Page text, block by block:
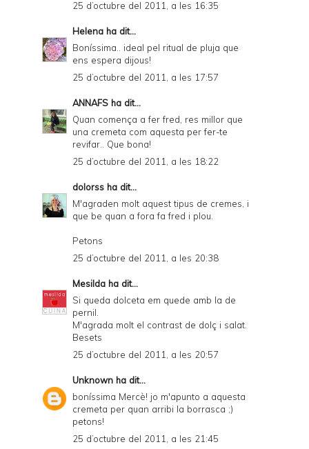
25 d’octubre del 2011, a les 16:35
Helena ha dit...
Boníssima.. ideal pel ritual de pluja que
ens espera dijous!
25 d’octubre del 2011, a les 17:57
ANNAFS ha dit...
Quan comença a fer fred, res millor que
una cremeta com aquesta per fer-te
revifar.. Que bona!
25 d’octubre del 2011, a les 18:22
dolorss ha dit...
M'agraden molt aquest tipus de cremes, i
que be quan a fora fa fred i plou.
Petons
25 d’octubre del 2011, a les 20:38
Mesilda ha dit...
Si queda dolceta em quede amb la de
pernil.
M'agrada molt el contrast de dolç i salat.
Besets
25 d’octubre del 2011, a les 20:57
Unknown ha dit...
boníssima Mercè! jo m'apunto a aquesta
cremeta per quan arribi la borrasca ;)
petons!
25 d’octubre del 2011, a les 21:45